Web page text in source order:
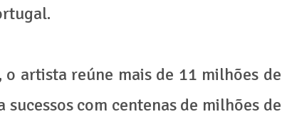
artista reúne mais de 11 milhões de
com centenas de milhões de